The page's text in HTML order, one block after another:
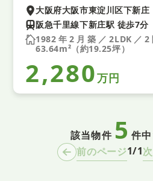
大阪府大阪市東淀川区下新庄
阪急千里線下新庄駅 徒歩7分
1982年2月築／2LDK／
63.64m²（約19.25坪）
2,280万円
該当物件 5 件中
前のページ1/1